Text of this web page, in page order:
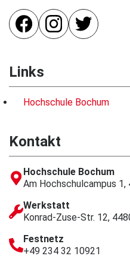
Links
Hochschule Bochum
Kontakt
Hochschule Bochum
Am Hochschulcampus 1,
Werkstatt
Konrad-Zuse-Str. 12,
Festnetz
+49 234 32 10921